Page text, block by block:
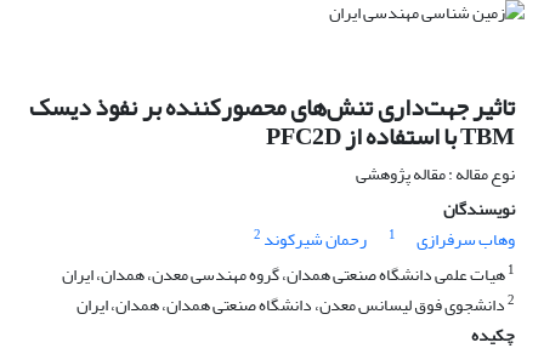
تاثیر جهت‌داری تنش‌های محصورکننده بر نفوذ دیسک
TBM با استفاده از PFC2D
نوع مقاله : مقاله پژوهشی
نویسندگان
وهاب ‌سرفرازی
1 رحمان شیرکوند 2
1هیات علمی دانشگاه صنعتی همدان، گروه مهندسی معدن، همدان، ایران
2دانشجوی فوق لیسانس معدن، دانشگاه صنعتی همدان، همدان، ایران
چکیده